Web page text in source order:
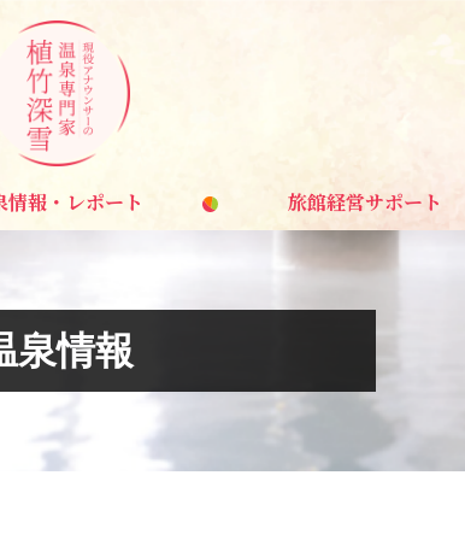
情報・レポート 旅館経営サポート
泉情報